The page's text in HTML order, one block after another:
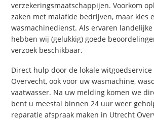
verzekeringsmaatschappijen. Voorkom
zaken met malafide bedrijven, maar kies
wasmachinedienst. Als ervaren
hebben wij (gelukkig) goede
verzoek beschikbaar.
Direct hulp door de lokale
Overvecht, ook voor uw wasmachine,
vaatwasser. Na uw melding komen we
bent u meestal binnen 24 uur weer
reparatie afspraak maken in Utrecht